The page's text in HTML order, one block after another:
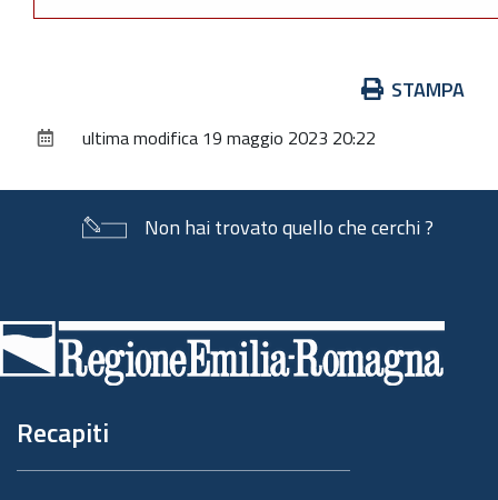
documento
STAMPA
ultima modifica 19 maggio 2023 20:22
Non hai trovato quello che cerchi ?
di
pagina
Recapiti